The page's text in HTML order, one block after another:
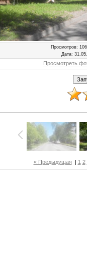
Просмотров:
Дата:
Просмотреть
« Предыдущая | 1 2